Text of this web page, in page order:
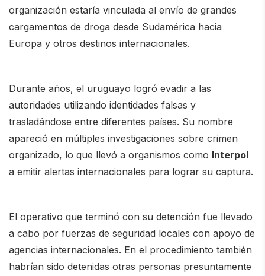
organización estaría vinculada al envío de grandes
cargamentos de droga desde Sudamérica hacia
Europa y otros destinos internacionales.
Durante años, el uruguayo logró evadir a las
autoridades utilizando identidades falsas y
trasladándose entre diferentes países. Su nombre
apareció en múltiples investigaciones sobre crimen
organizado, lo que llevó a organismos como Interpol
a emitir alertas internacionales para lograr su captura.
El operativo que terminó con su detención fue llevado
a cabo por fuerzas de seguridad locales con apoyo de
agencias internacionales. En el procedimiento también
habrían sido detenidas otras personas presuntamente